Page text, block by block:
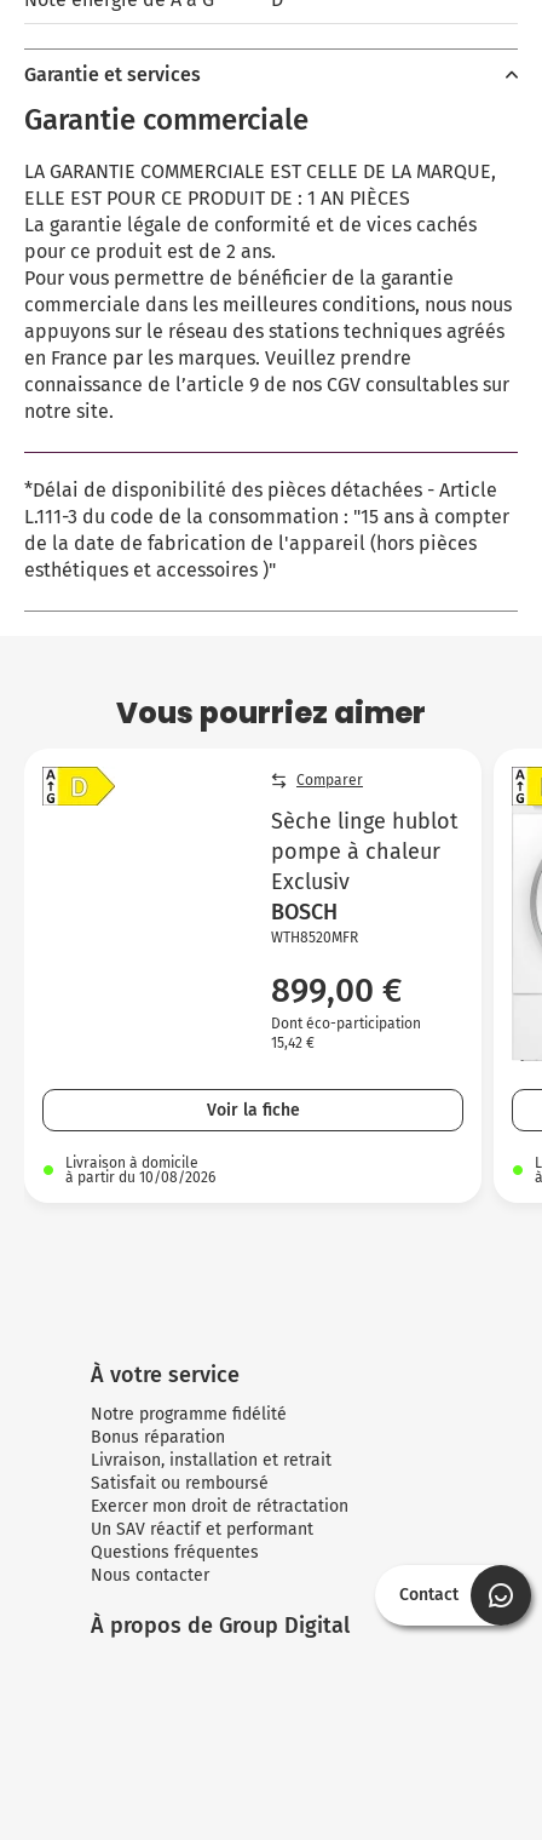
Garantie et services
Garantie commerciale
LA GARANTIE COMMERCIALE EST CELLE DE LA MARQUE,
ELLE EST POUR CE PRODUIT DE : 1 AN PIÈCES
La garantie légale de conformité et de vices cachés
pour ce produit est de 2 ans.
Pour vous permettre de bénéficier de la garantie
commerciale dans les meilleures conditions, nous nous
appuyons sur le réseau des stations techniques agréés
en France par les marques. Veuillez prendre
connaissance de l’article 9 de nos CGV consultables sur
notre site.
*Délai de disponibilité des pièces détachées - Article
L.111-3 du code de la consommation : "15 ans à compter
de la date de fabrication de l'appareil (hors pièces
esthétiques et accessoires )"
Vous pourriez aimer
Comparer
Sèche linge hublot
pompe à chaleur
Exclusiv
BOSCH
WTH8520MFR
899,00 €
Dont éco-participation
15,42 €
Voir la fiche
Livraison à domicile
à partir du 10/08/2026
Contact
À votre service
Notre programme fidélité
Bonus réparation
Livraison, installation et retrait
Satisfait ou remboursé
Exercer mon droit de rétractation
Un SAV réactif et performant
Questions fréquentes
Nous contacter
À propos de Group Digital